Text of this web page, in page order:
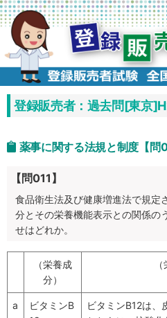
コ
ン
テ
ツ
へ
ス
キ
ッ
登録販売者：過去問[東京
薬事に関する法規と制度【問
【問011】
食品衛生法及び健康増進法で規定
分とその栄養機能表示との関係の
せはどれか。
（栄養成
分）
a
ビタミンB
ビタミンB12は、